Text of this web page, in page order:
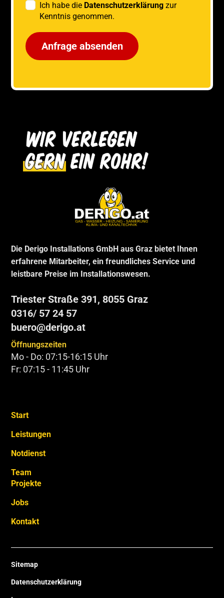
Die Derigo Installations GmbH aus Graz bietet Ihnen
erfahrene Mitarbeiter, ein freundliches Service und
leistbare Preise im Installationswesen.
Triester Straße 391, 8055 Graz
0316/ 57 24 57
buero@derigo.at
Öffnungszeiten
Mo - Do: 07:15-16:15 Uhr
Fr: 07:15 - 11:45 Uhr
Start
Leistungen
Notdienst
Team
Projekte
Jobs
Kontakt
Ich habe die Datenschutzerklärung zur
Kenntnis genommen.
Sitemap
Datenschutzerklärung